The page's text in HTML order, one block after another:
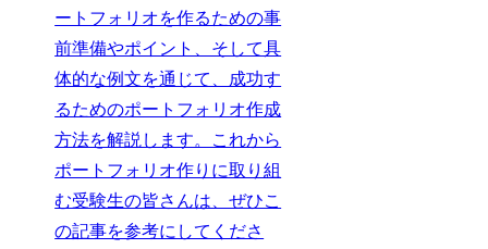
ートフォリオを作るための事
前準備やポイント、そして具
体的な例文を通じて、成功す
るためのポートフォリオ作成
方法を解説します。これから
ポートフォリオ作りに取り組
む受験生の皆さんは、ぜひこ
の記事を参考にしてくださ